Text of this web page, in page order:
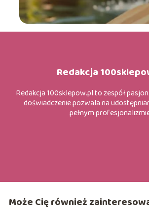
Redakcja
Redakcja 100sklepow.pl to zespół
doświadczenie pozwala na
pełnym
Może Cię również